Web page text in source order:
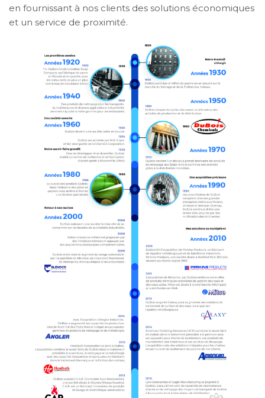
en fournissant à nos clients des solutions économiques
et un service de proximité.